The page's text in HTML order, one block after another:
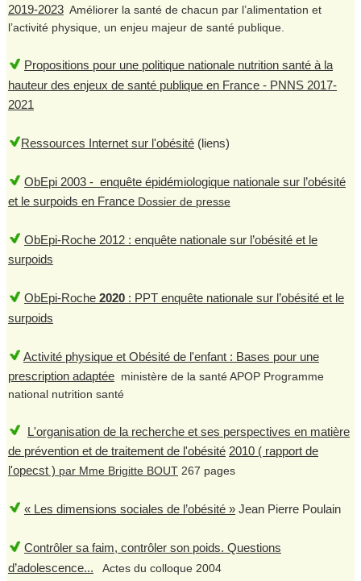
2019-2023 Améliorer la santé de chacun par l’alimentation et
l’activité physique, un enjeu majeur de santé publique.
Propositions pour une politique nationale nutrition santé à la
hauteur des enjeux de santé publique en France - PNNS 2017-
2021
Ressources Internet sur l'obésité (liens)
ObEpi 2003 - enquête épidémiologique nationale sur l’obésité
et le surpoids en France Dossier de presse
ObEpi-Roche 2012 : enquête nationale sur l’obésité et le
surpoids
ObEpi-Roche 2020 : PPT enquête nationale sur l’obésité et le
surpoids
Activité physique et Obésité de l'enfant : Bases pour une
prescription adaptée ministère de la santé APOP Programme
national nutrition santé
L'organisation de la recherche et ses perspectives en matière
de prévention et de traitement de l'obésité 2010 ( rapport de
l'opecst ) par Mme Brigitte BOUT 267 pages
« Les dimensions sociales de l’obésité » Jean Pierre Poulain
Contrôler sa faim, contrôler son poids. Questions
d’adolescence...
Actes du colloque 2004